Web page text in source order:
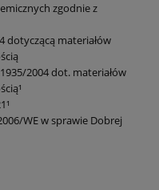
zgodnie z
dotyczącą materiałów
2004 dot. materiałów
WE w sprawie Dobrej